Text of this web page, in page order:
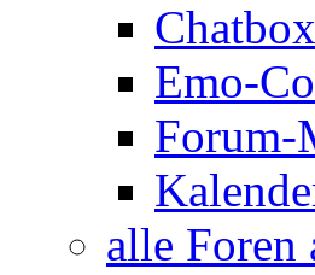
Chatbox
Emo-
Forum-
alle Foren